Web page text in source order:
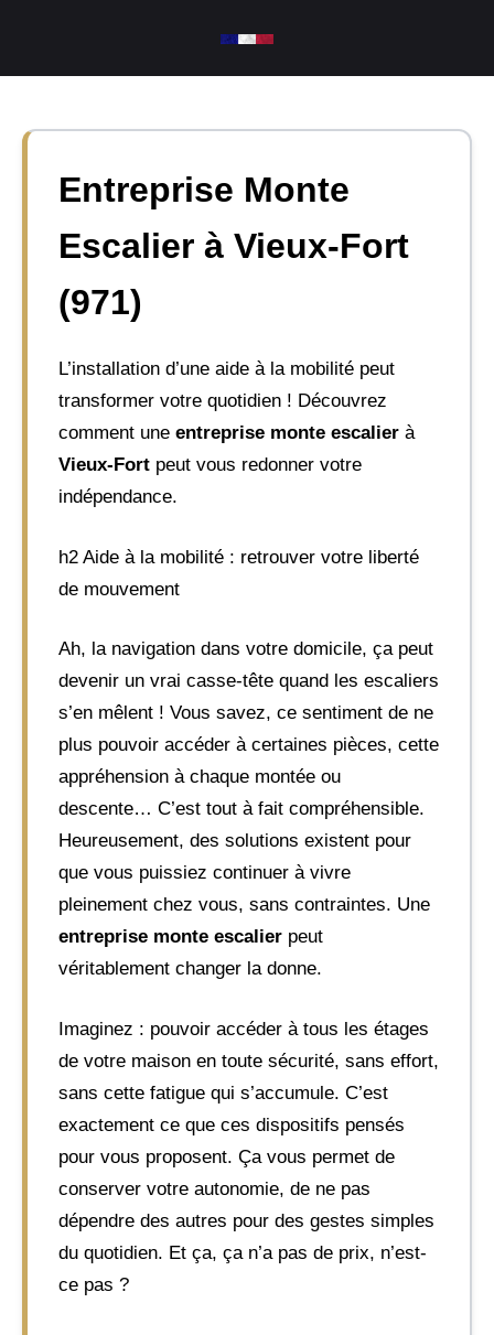
contenu
Entreprise Monte
Escalier à Vieux-Fort
(971)
L’installation d’une aide à la mobilité peut
transformer votre quotidien ! Découvrez
comment une entreprise monte escalier à
Vieux-Fort peut vous redonner votre
indépendance.
h2 Aide à la mobilité : retrouver votre liberté
de mouvement
Ah, la navigation dans votre domicile, ça peut
devenir un vrai casse-tête quand les escaliers
s’en mêlent ! Vous savez, ce sentiment de ne
plus pouvoir accéder à certaines pièces, cette
appréhension à chaque montée ou
descente… C’est tout à fait compréhensible.
Heureusement, des solutions existent pour
que vous puissiez continuer à vivre
pleinement chez vous, sans contraintes. Une
entreprise monte escalier peut
véritablement changer la donne.
Imaginez : pouvoir accéder à tous les étages
de votre maison en toute sécurité, sans effort,
sans cette fatigue qui s’accumule. C’est
exactement ce que ces dispositifs pensés
pour vous proposent. Ça vous permet de
conserver votre autonomie, de ne pas
dépendre des autres pour des gestes simples
du quotidien. Et ça, ça n’a pas de prix, n’est-
ce pas ?